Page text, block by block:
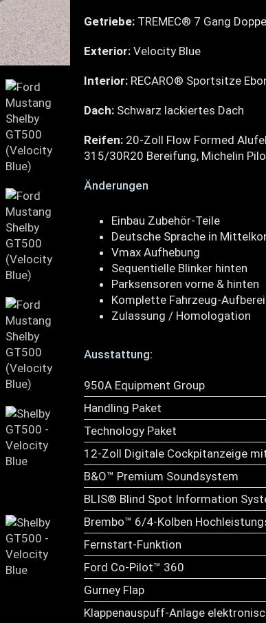
Getriebe: TREMEC® 7 Gang
Exterior: Velocity Blue
Interior: RECARO® Sportsitze
Dach: Schwarz lackiertes Dach
Reifen: 20-Zoll Flow Formed
315/30R20 Bereifung, Michelin
Änderungen
Einbau Zubehör-Teile
Deutsche Sprache in
Vmax Aufhebung
Sequentielle Blinker hinten
Parksensoren vorne & hinten
Komplette Fahrzeug-
Zulassung / Homologation
Ausstattung:
950A Equipment Group
Handling Paket
Technology Paket
12-Zoll Digitale Cockpitanzeige
B&O™ Premium Soundsystem
BLIS® Blind Spot Information
Brembo™ 6/4-Kolben
Fernstart-Funktion
Ford Co-Pilot™ 360
Gurney Flap
Klappenauspuff-Anlage